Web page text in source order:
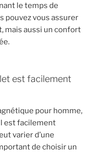
le temps de
pouvez vous assurer
mais aussi un confort
est facilement
pour homme,
est facilement
varier d’une
de choisir un